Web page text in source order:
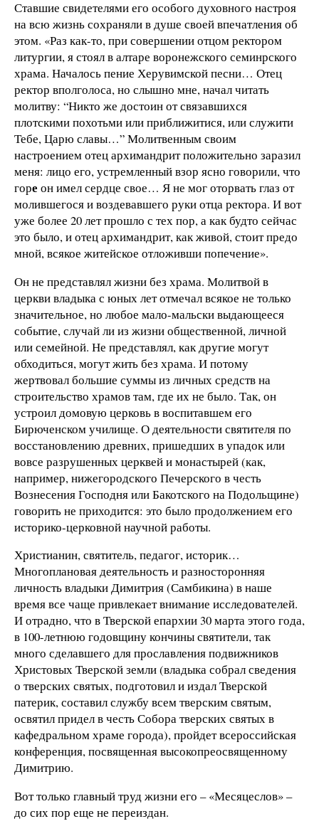
Ставшие свидетелями его особого духовного настроя
на всю жизнь сохраняли в душе своей впечатления об
этом. «Раз как-то, при совершении отцом ректором
литургии, я стоял в алтаре воронежского семинрского
храма. Началось пение Херувимской песни… Отец
ректор вполголоса, но слышно мне, начал читать
молитву: “Никто же достоин от связавшихся
плотскими похотьми или приближитися, или служити
Тебе, Царю славы…” Молитвенным своим
настроением отец архимандрит положительно заразил
меня: лицо его, устремленный взор ясно говорили, что
горе он имел сердце свое… Я не мог оторвать глаз от
молившегося и воздевавшего руки отца ректора. И вот
уже более 20 лет прошло с тех пор, а как будто сейчас
это было, и отец архимандрит, как живой, стоит предо
мной, всякое житейское отложивши попечение».
Он не представлял жизни без храма. Молитвой в
церкви владыка с юных лет отмечал всякое не только
значительное, но любое мало-мальски выдающееся
событие, случай ли из жизни общественной, личной
или семейной. Не представлял, как другие могут
обходиться, могут жить без храма. И потому
жертвовал большие суммы из личных средств на
строительство храмов там, где их не было. Так, он
устроил домовую церковь в воспитавшем его
Бирюченском училище. О деятельности святителя по
восстановлению древних, пришедших в упадок или
вовсе разрушенных церквей и монастырей (как,
например, нижегородского Печерского в честь
Вознесения Господня или Бакотского на Подольщине)
говорить не приходится: это было продолжением его
историко-церковной научной работы.
Христианин, святитель, педагог, историк…
Многоплановая деятельность и разносторонняя
личность владыки Димитрия (Самбикина) в наше
время все чаще привлекает внимание исследователей.
И отрадно, что в Тверской епархии 30 марта этого года,
в 100-летнюю годовщину кончины святители, так
много сделавшего для прославления подвижников
Христовых Тверской земли (владыка собрал сведения
о тверских святых, подготовил и издал Тверской
патерик, составил службу всем тверским святым,
освятил придел в честь Собора тверских святых в
кафедральном храме города), пройдет всероссийская
конференция, посвященная высокопреосвященному
Димитрию.
Вот только главный труд жизни его – «Месяцеслов» –
до сих пор еще не переиздан.